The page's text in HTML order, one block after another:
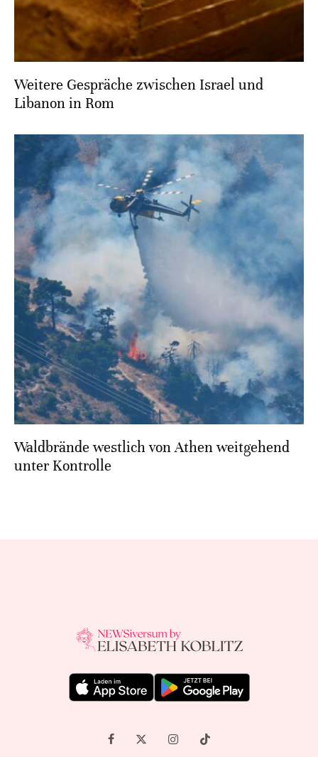
Weitere Gespräche zwischen Israel und
Libanon in Rom
Waldbrände westlich von Athen weitgehend
unter Kontrolle